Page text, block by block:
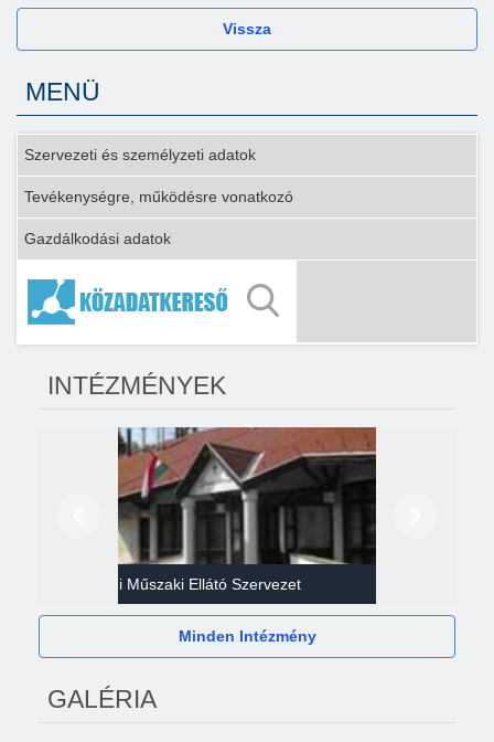
Vissza
MENÜ
Szervezeti és személyzeti adatok
Tevékenységre, működésre vonatkozó
Gazdálkodási adatok
INTÉZMÉNYEK
Gazdasági Műszaki Ellátó Szervezet
Minden Intézmény
GALÉRIA